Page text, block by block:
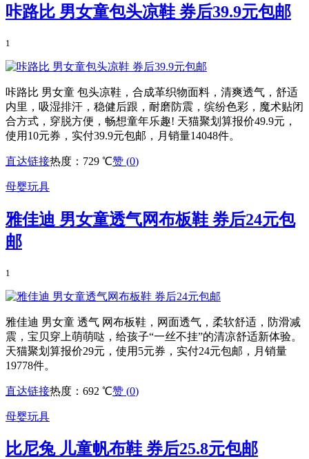
咔路比 男女童包头凉鞋 券后39.9元包邮
1
咔路比 男女童 包头凉鞋，合成革织物面料，清爽透气，舒适
内里，吸湿排汗，稳健后跟，耐磨防震，缤纷色彩，魔术贴闭
合方式，穿脱方便，畅想童年乐趣! 天猫聚划算报价49.9元，
使用10元券，实付39.9元包邮，月销量14048件。
直达链接热度：729 ℃赞 (0)
母婴玩具
雅佳迪 男女童透气网布板鞋 券后24元包
邮
1
雅佳迪 男女童 透气 网布板鞋，网面透气，柔软舒适，防滑减
震，宝贝穿上萌萌哒，给孩子“一丝不挂”的清凉舒适新体验。
天猫聚划算报价29元，使用5元券，实付24元包邮，月销量
19778件。
直达链接热度：692 ℃赞 (0)
母婴玩具
比尼兔 儿童帆布鞋 券后25.8元包邮